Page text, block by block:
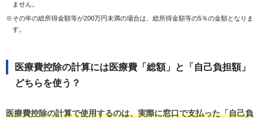
ません。
※その年の総所得金額等が200万円未満の場合は、総所得金額等の5％の金額となりま
す。
医療費控除の計算には医療費「総額」と「自己負担額」
どちらを使う？
医療費控除の計算で使用するのは、実際に窓口で支払った「自己負